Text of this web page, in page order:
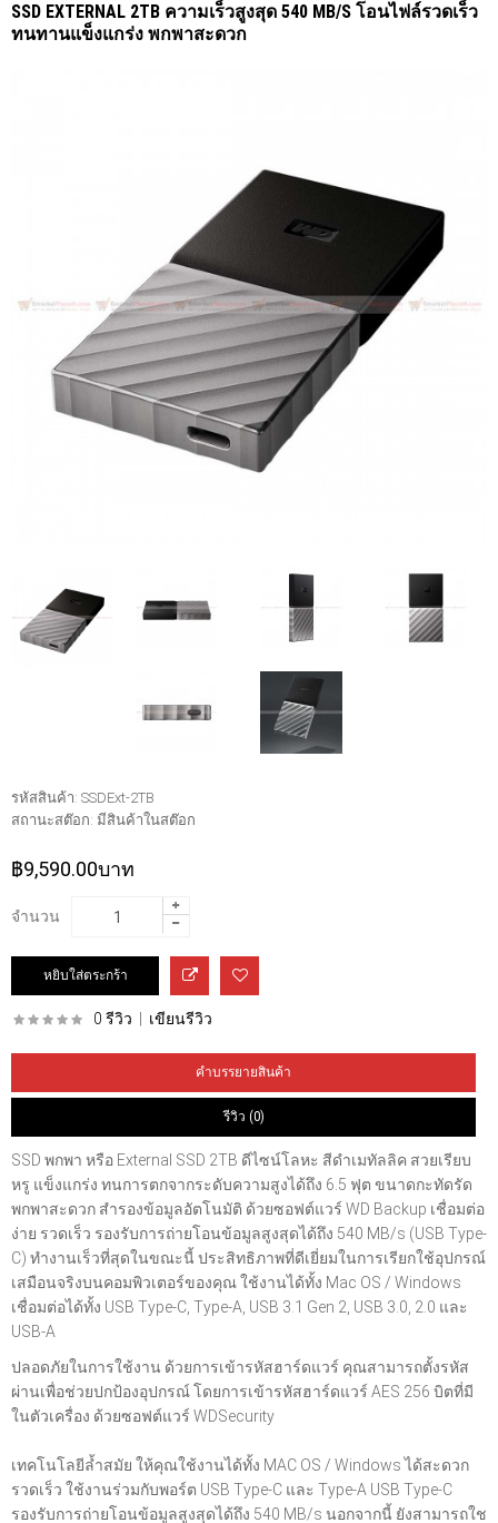
SSD EXTERNAL 2TB ความเร็วสูงสุด 540 MB/S โอนไฟล์รวดเร็ว
ทนทานแข็งแกร่ง พกพาสะดวก
รหัสสินค้า: SSDExt-2TB
สถานะสต๊อก: มีสินค้าในสต๊อก
฿9,590.00บาท
จำนวน
0 รีวิว เขียนรีวิว
คำบรรยายสินค้า
รีวิว (0)
SSD พกพา หรือ External SSD 2TB ดีไซน์โลหะ สีดำเมทัลลิค สวยเรียบ
หรู แข็งแกร่ง ทนการตกจากระดับความสูงได้ถึง 6.5 ฟุต ขนาดกะทัดรัด
พกพาสะดวก สำรองข้อมูลอัตโนมัติ ด้วยซอฟต์แวร์ WD Backup เชื่อมต่อ
ง่าย รวดเร็ว รองรับการถ่ายโอนข้อมูลสูงสุดได้ถึง 540 MB/s (USB Type-
C) ทำงานเร็วที่สุดในขณะนี้ ประสิทธิภาพที่ดีเยี่ยมในการเรียกใช้อุปกรณ์
เสมือนจริงบนคอมพิวเตอร์ของคุณ ใช้งานได้ทั้ง Mac OS / Windows
เชื่อมต่อได้ทั้ง USB Type-C, Type-A, USB 3.1 Gen 2, USB 3.0, 2.0 และ
USB-A
ปลอดภัยในการใช้งาน ด้วยการเข้ารหัสฮาร์ดแวร์ คุณสามารถตั้งรหัส
ผ่านเพื่อช่วยปกป้องอุปกรณ์ โดยการเข้ารหัสฮาร์ดแวร์ AES 256 บิตที่มี
ในตัวเครื่อง ด้วยซอฟต์แวร์ WDSecurity
เทคโนโลยีล้ำสมัย ให้คุณใช้งานได้ทั้ง MAC OS / Windows ได้สะดวก
รวดเร็ว ใช้งานร่วมกับพอร์ต USB Type-C และ Type-A USB Type-C
รองรับการถ่ายโอนข้อมูลสูงสุดได้ถึง 540 MB/s นอกจากนี้ ยังสามารถใช